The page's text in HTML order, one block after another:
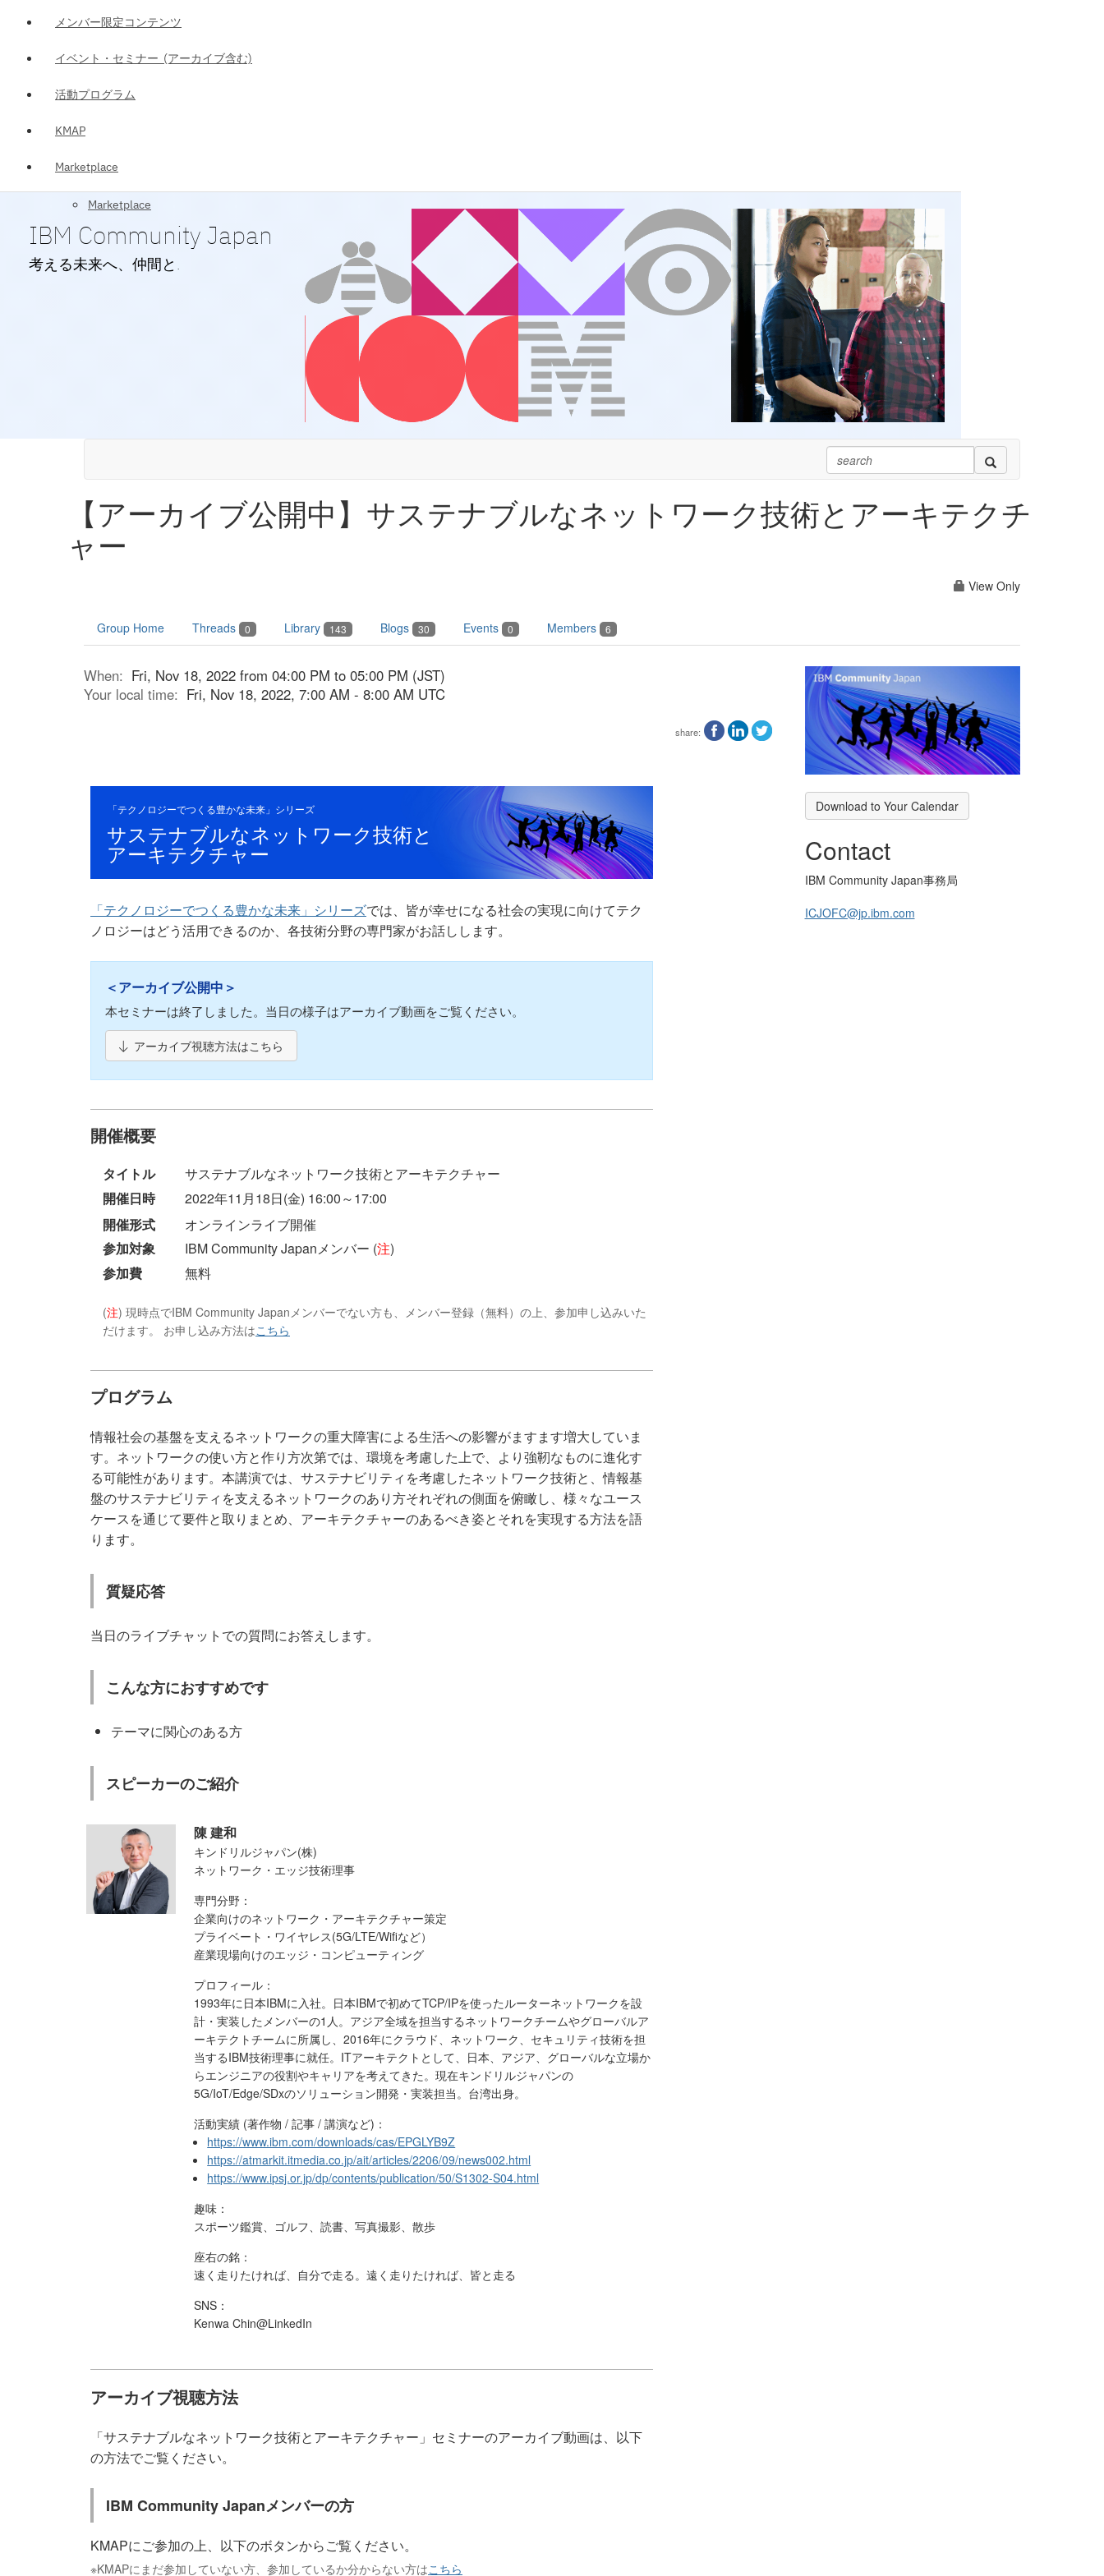
メンバー限定コンテンツ
イベント・セミナー (アーカイブ含む)
活動プログラム
KMAP
Marketplace
Marketplace
IBM Community Japan
考える未来へ、仲間と.
【アーカイブ公開中】サステナブルなネットワーク技術とアーキテクチ
ャー
View Only
Group Home Threads 0 Library 143 Blogs 30 Events 0 Members 6
When: Fri, Nov 18, 2022 from 04:00 PM to 05:00 PM (JST)
Your local time: Fri, Nov 18, 2022, 7:00 AM - 8:00 AM UTC
share:
「テクノロジーでつくる豊かな未来」シリーズ
サステナブルなネットワーク技術と
アーキテクチャー
「テクノロジーでつくる豊かな未来」シリーズでは、皆が幸せになる社会の実現に向けてテク
ノロジーはどう活用できるのか、各技術分野の専門家がお話しします。
＜アーカイブ公開中＞
本セミナーは終了しました。当日の様子はアーカイブ動画をご覧ください。
アーカイブ視聴方法はこちら
開催概要
タイトル
サステナブルなネットワーク技術とアーキテクチャー
開催日時
2022年11月18日(金) 16:00～17:00
開催形式
オンラインライブ開催
参加対象
IBM Community Japanメンバー (注)
参加費
無料
(注) 現時点でIBM Community Japanメンバーでない方も、メンバー登録（無料）の上、参加申し込みいた
だけます。 お申し込み方法はこちら
プログラム
情報社会の基盤を支えるネットワークの重大障害による生活への影響がますます増大していま
す。ネットワークの使い方と作り方次第では、環境を考慮した上で、より強靭なものに進化す
る可能性があります。本講演では、サステナビリティを考慮したネットワーク技術と、情報基
盤のサステナビリティを支えるネットワークのあり方それぞれの側面を俯瞰し、様々なユース
ケースを通じて要件と取りまとめ、アーキテクチャーのあるべき姿とそれを実現する方法を語
ります。
質疑応答
当日のライブチャットでの質問にお答えします。
こんな方におすすめです
テーマに関心のある方
スピーカーのご紹介
陳 建和
キンドリルジャパン(株)
ネットワーク・エッジ技術理事
専門分野：
企業向けのネットワーク・アーキテクチャー策定
プライベート・ワイヤレス(5G/LTE/Wifiなど）
産業現場向けのエッジ・コンピューティング
プロフィール：
1993年に日本IBMに入社。日本IBMで初めてTCP/IPを使ったルーターネットワークを設
計・実装したメンバーの1人。アジア全域を担当するネットワークチームやグローバルア
ーキテクトチームに所属し、2016年にクラウド、ネットワーク、セキュリティ技術を担
当するIBM技術理事に就任。ITアーキテクトとして、日本、アジア、グローバルな立場か
らエンジニアの役割やキャリアを考えてきた。現在キンドリルジャパンの
5G/IoT/Edge/SDxのソリューション開発・実装担当。台湾出身。
活動実績 (著作物 / 記事 / 講演など)：
https://www.ibm.com/downloads/cas/EPGLYB9Z
https://atmarkit.itmedia.co.jp/ait/articles/2206/09/news002.html
https://www.ipsj.or.jp/dp/contents/publication/50/S1302-S04.html
趣味：
スポーツ鑑賞、ゴルフ、読書、写真撮影、散歩
座右の銘：
速く走りたければ、自分で走る。遠く走りたければ、皆と走る
SNS：
Kenwa Chin@LinkedIn
アーカイブ視聴方法
「サステナブルなネットワーク技術とアーキテクチャー」セミナーのアーカイブ動画は、以下
の方法でご覧ください。
IBM Community Japanメンバーの方
KMAPにご参加の上、以下のボタンからご覧ください。
※KMAPにまだ参加していない方、参加しているか分からない方はこちら
Download to Your Calendar
Contact
IBM Community Japan事務局
ICJOFC@jp.ibm.com